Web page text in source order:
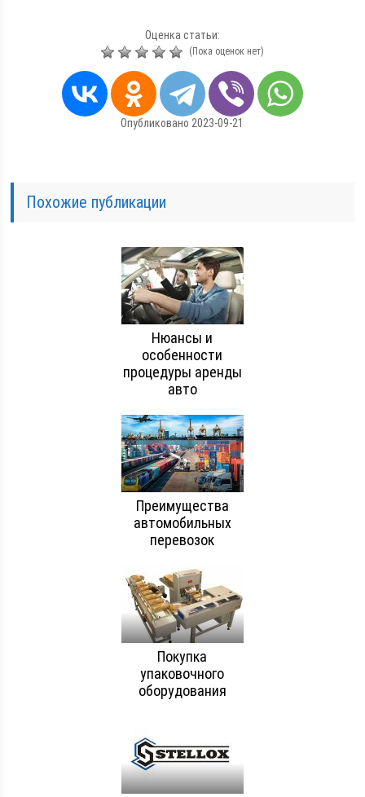
Оценка статьи:
(Пока оценок нет)
Опубликовано 2023-09-21
Похожие публикации
Нюансы и
особенности
процедуры аренды
авто
Преимущества
автомобильных
перевозок
Покупка
упаковочного
оборудования